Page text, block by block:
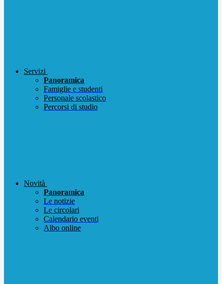
Servizi
Panoramica
Famiglie e studenti
Personale scolastico
Percorsi di studio
Novità
Panoramica
Le notizie
Le circolari
Calendario eventi
Albo online